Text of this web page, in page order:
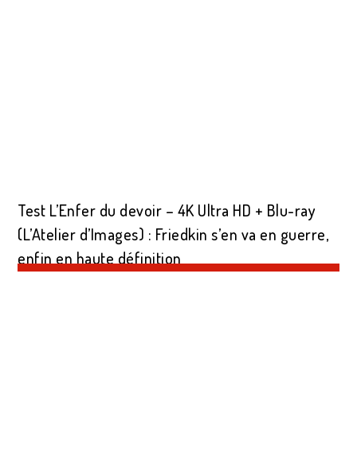
Test L’Enfer du devoir – 4K Ultra HD + Blu-ray
(L’Atelier d’Images) : Friedkin s’en va en guerre,
enfin en haute définition